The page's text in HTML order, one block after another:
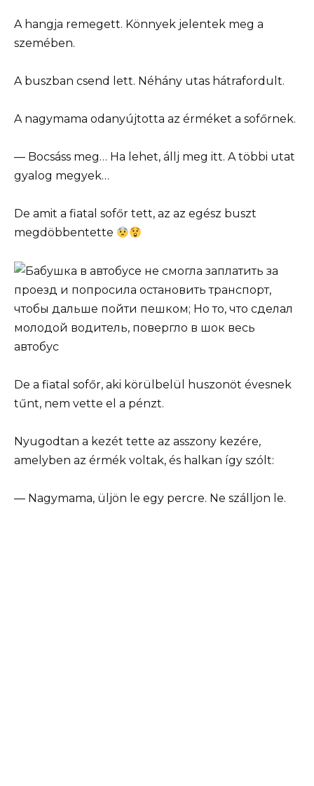
A hangja remegett. Könnyek jelentek meg a
szemében.
A buszban csend lett. Néhány utas hátrafordult.
A nagymama odanyújtotta az érméket a sofőrnek.
— Bocsáss meg… Ha lehet, állj meg itt. A többi utat
gyalog megyek…
De amit a fiatal sofőr tett, az az egész buszt
megdöbbentette
De a fiatal sofőr, aki körülbelül huszonöt évesnek
tűnt, nem vette el a pénzt.
Nyugodtan a kezét tette az asszony kezére,
amelyben az érmék voltak, és halkan így szólt:
— Nagymama, üljön le egy percre. Ne szálljon le.